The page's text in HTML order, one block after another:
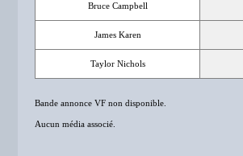
Bruce Campbell
James Karen
Taylor Nichols
Bande annonce VF non disponible.
Aucun média associé.